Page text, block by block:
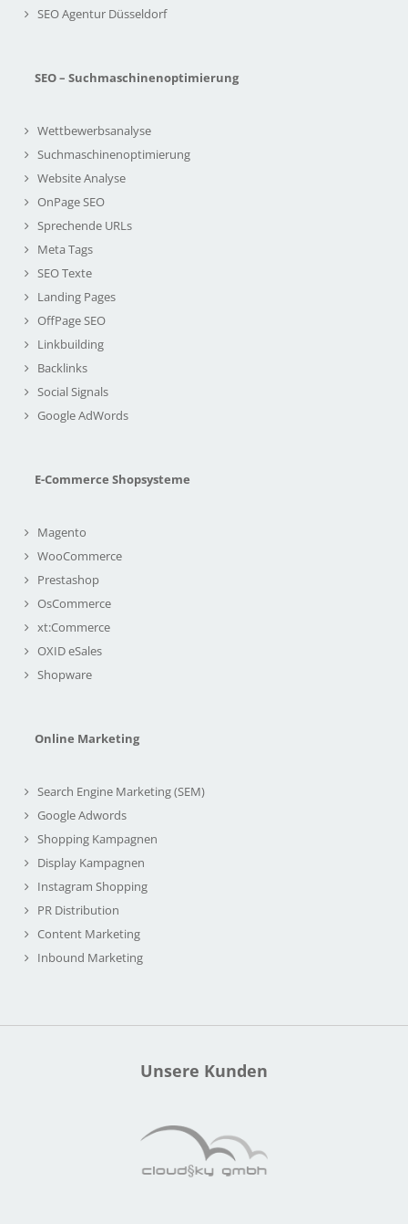
SEO Agentur Düsseldorf
SEO – Suchmaschinenoptimierung
Wettbewerbsanalyse
Suchmaschinenoptimierung
Website Analyse
OnPage SEO
Sprechende URLs
Meta Tags
SEO Texte
Landing Pages
OffPage SEO
Linkbuilding
Backlinks
Social Signals
Google AdWords
E-Commerce Shopsysteme
Magento
WooCommerce
Prestashop
OsCommerce
xt:Commerce
OXID eSales
Shopware
Online Marketing
Search Engine Marketing (SEM)
Google Adwords
Shopping Kampagnen
Display Kampagnen
Instagram Shopping
PR Distribution
Content Marketing
Inbound Marketing
Unsere Kunden